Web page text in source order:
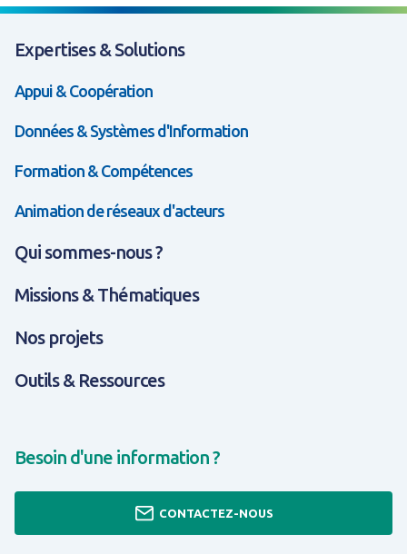
Expertises & Solutions
Appui & Coopération
Données & Systèmes d'Information
Formation & Compétences
Animation de réseaux d'acteurs
Qui sommes-nous ?
Missions & Thématiques
Nos projets
Outils & Ressources
Besoin d'une information ?
CONTACTEZ-NOUS